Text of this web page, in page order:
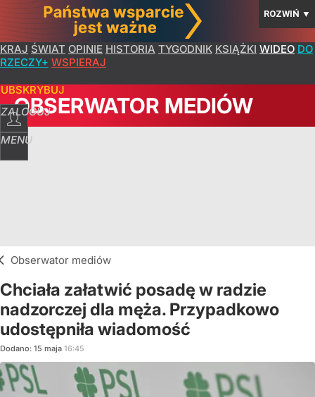
ROZWIŃ ▼
KRAJ ŚWIAT OPINIE HISTORIA TYGODNIK KSIĄŻKI WIDEO DO
RZECZY+ WSPIERAJ
ZALOGUJ
MENU
OBSERWATOR MEDIÓW
Obserwator mediów
Chciała załatwić posadę w radzie
nadzorczej dla męża. Przypadkowo
udostępniła wiadomość
Dodano: 15 maja 16:45